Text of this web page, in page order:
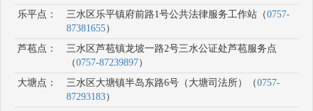
乐平点：
三水区乐平镇府前路1号公共法律服务工作站（0757-
87381655）
芦苞点：
三水区芦苞镇龙坡一路2号三水公证处芦苞服务点
（0757-87239897）
大塘点：
三水区大塘镇半岛东路6号（大塘司法所）（0757-
87293183）